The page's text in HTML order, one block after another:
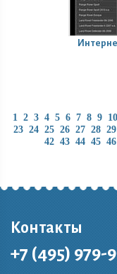
1 2 3 4 5 6 7 8 9 10
23 24 25 26 27 28 29
42 43 44 45 46
Контакты
+7 (495) 979-